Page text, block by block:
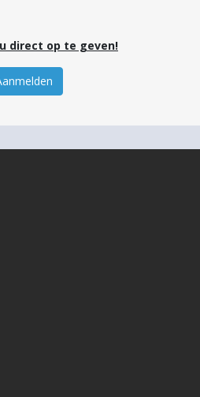
direct op te geven!